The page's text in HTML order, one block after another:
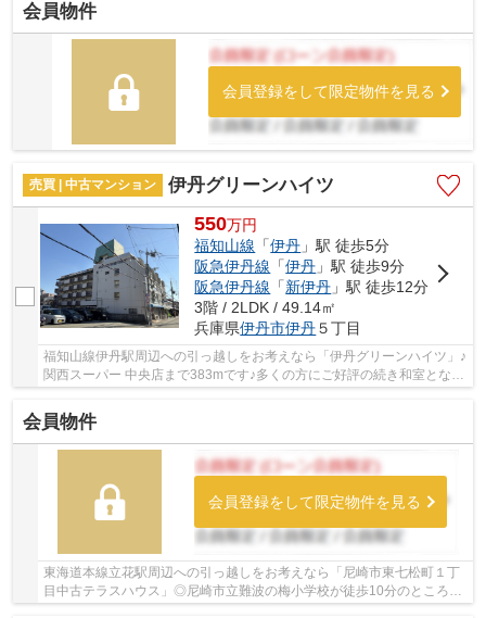
会員物件
会員登録をして限定物件を見る
売買 | 中古マンション 伊丹グリーンハイツ
550万円
福知山線 「伊丹 」駅 徒歩5分
阪急伊丹線 「伊丹 」駅 徒歩9分
阪急伊丹線 「新伊丹 」駅 徒歩12分
3階 / 2LDK / 49.14㎡
兵庫県伊丹市伊丹５丁目
福知山線伊丹駅周辺への引っ越しをお考えなら「伊丹グリーンハイツ」♪
関西スーパー 中央店まで383mです♪多くの方にご好評の続き和室となっ
会員物件
会員登録をして限定物件を見る
東海道本線立花駅周辺への引っ越しをお考えなら「尼崎市東七松町１丁
目中古テラスハウス」◎尼崎市立難波の梅小学校が徒歩10分のところに
あり、お子様の通学も便利です◎不動産の購入を...